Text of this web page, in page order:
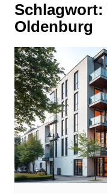
Schlagwort:
Oldenburg